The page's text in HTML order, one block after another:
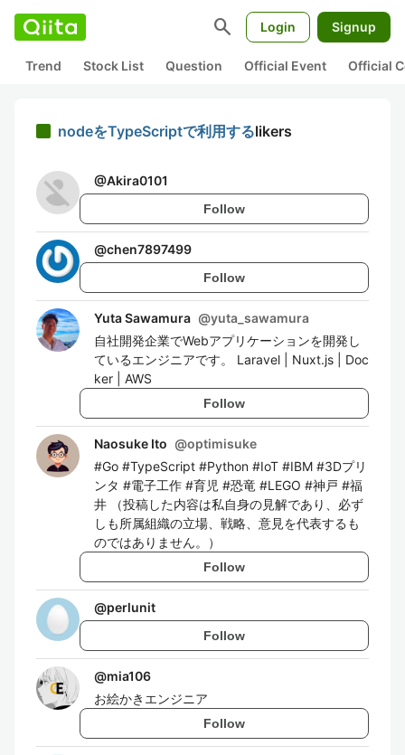
search Login Signup
Trend Stock List Question Official Event Official
nodeをTypeScriptで利用するlikers
@Akira0101
Follow
@chen7897499
Follow
Yuta Sawamura @yuta_sawamura
自社開発企業でWebアプリケーションを開発し
ているエンジニアです。 Laravel | Nuxt.js | Doc
ker | AWS
Follow
Naosuke Ito @optimisuke
#Go #TypeScript #Python #IoT #IBM #3Dプリ
ンタ #電子工作 #育児 #恐竜 #LEGO #神戸 #福
井 （投稿した内容は私自身の見解であり、必ず
しも所属組織の立場、戦略、意見を代表するも
のではありません。）
Follow
@perlunit
Follow
@mia106
お絵かきエンジニア
Follow